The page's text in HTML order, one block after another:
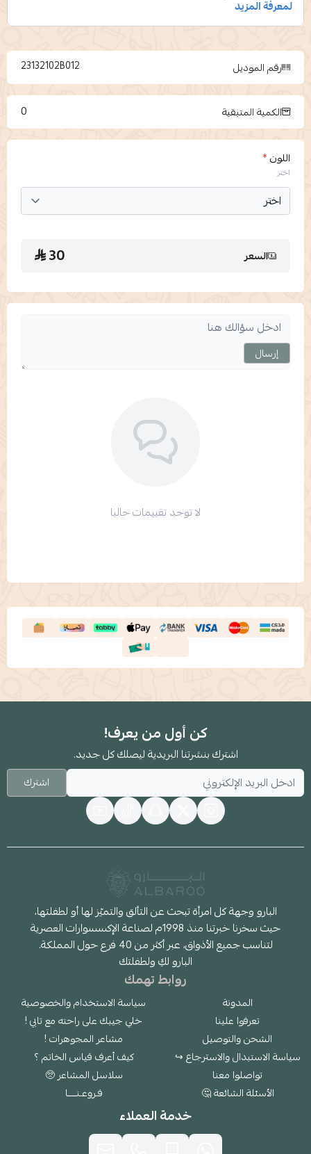
رقم الموديل 23132102B012
الكمية المتبقية 0
اللون*
اختر
السعر 30
إرسال
لا توجد تقييمات حاليا
كن أول من يعرف!
اشترك بنشرتنا البريدية ليصلك كل جديد.
اشترك
البارو وجهة كل امرأة تبحث عن التألق والتميّز لها أو لطفلتها،
حيث سخرنا خبرتنا منذ 1998م لصناعة الإكسسوارات العصرية
لتناسب جميع الأذواق، عبر أكثر من 40 فرع حول المملكة.
البارو لكِ ولطفلتك
روابط تهمك
المدونة
تعرفوا علينا
الشحن والتوصيل
سياسة الاستبدال والاسترجاع ↪
تواصلوا معنا
الأسئلة الشائعة 🤔
سياسة الاستخدام والخصوصية
خلي جيبك على راحته مع تابي !
مشاعر المجوهرات !
كيف أعرف قياس الخاتم ؟
سلاسل المشاعر 🥺
فـروعـنــــا
خدمة العملاء